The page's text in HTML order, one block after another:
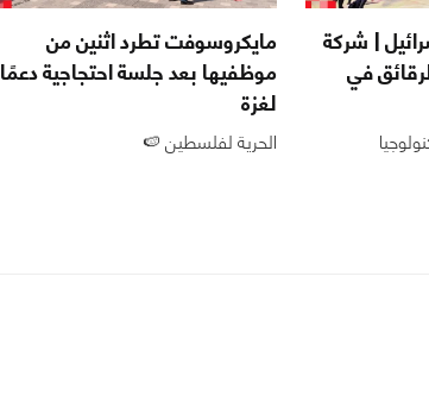
| شركة
في
مايكروسوفت تطرد اثنين من
موظفيها بعد جلسة احتجاجية دعمًا
لغزة
الحرية لفلسطين 🍉